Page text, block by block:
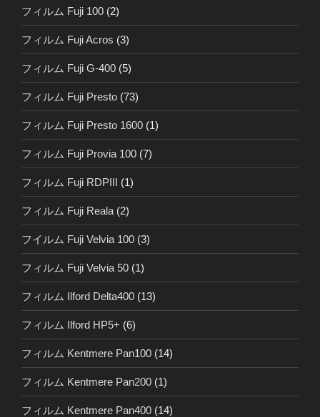
フィルム Fuji 100 (2)
フィルム Fuji Acros (3)
フィルム Fuji G-400 (5)
フィルム Fuji Presto (73)
フィルム Fuji Presto 1600 (1)
フィルム Fuji Provia 100 (7)
フィルム Fuji RDPIII (1)
フィルム Fuji Reala (2)
フイルム Fuji Velvia 100 (3)
フィルム Fuji Velvia 50 (1)
フィルム Ilford Delta400 (13)
フィルム Ilford HP5+ (6)
フィルム Kentmere Pan100 (14)
フィルム Kentmere Pan200 (1)
フィルム Kentmere Pan400 (14)